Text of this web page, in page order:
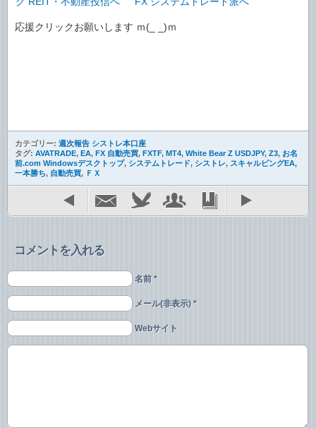
応援クリックお願いします ｍ(_ _)ｍ
カテゴリー: 週次報告 シストレ本口座
タグ: AVATRADE, EA, FX 自動売買, FXTF, MT4, White Bear Z USDJPY, Z3, お名
前.com Windowsデスクトップ, システムトレード, シストレ, スキャルピングEA,
一本勝ち, 自動売買, ＦＸ
コメントを入れる
名前 *
メール(非表示) *
Webサイト